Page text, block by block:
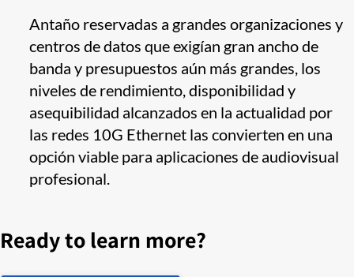
Antaño reservadas a grandes organizaciones y
centros de datos que exigían gran ancho de
banda y presupuestos aún más grandes, los
niveles de rendimiento, disponibilidad y
asequibilidad alcanzados en la actualidad por
las redes 10G Ethernet las convierten en una
opción viable para aplicaciones de audiovisual
profesional.
Ready to learn more?